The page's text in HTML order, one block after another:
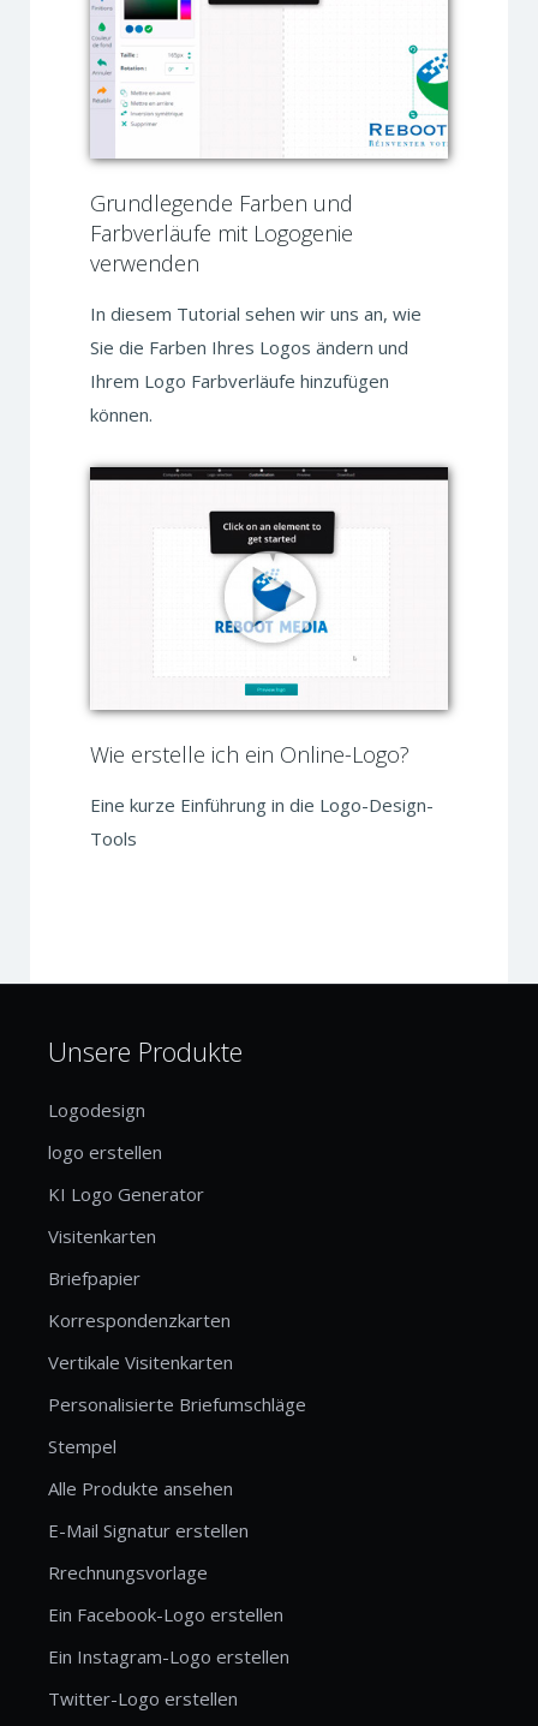
Grundlegende Farben und
Farbverläufe mit Logogenie
verwenden
In diesem Tutorial sehen wir uns an, wie
Sie die Farben Ihres Logos ändern und
Ihrem Logo Farbverläufe hinzufügen
können.
Wie erstelle ich ein Online-Logo?
Eine kurze Einführung in die Logo-Design-
Tools
Unsere Produkte
Logodesign
logo erstellen
KI Logo Generator
Visitenkarten
Briefpapier
Korrespondenzkarten
Vertikale Visitenkarten
Personalisierte Briefumschläge
Stempel
Alle Produkte ansehen
E-Mail Signatur erstellen
Rrechnungsvorlage
Ein Facebook-Logo erstellen
Ein Instagram-Logo erstellen
Twitter-Logo erstellen